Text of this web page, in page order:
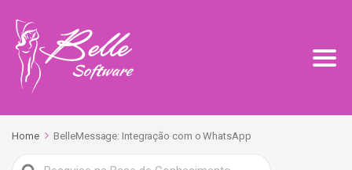
Home BelleMessage: Integração com o WhatsApp
Search